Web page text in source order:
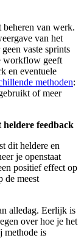
beheren van werk.
van het
vaste sprints
workflow geeft
en eventuele
methoden:
of meer
heldere feedback
dit heldere en
je openstaat
positief effect op
de meest
alledag. Eerlijk is
over hoe je het
methode is